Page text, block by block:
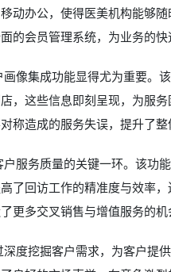
动办公，使得医美机构能够
会员管理系统，为业务的快
像集成功能显得尤为重要。
，这些信息即刻呈现，为服
称造成的服务失误，提升了整
服务质量的关键一环。该功
了回访工作的精准度与效率
更多交叉销售与增值服务的机
度挖掘客户需求，为客户提